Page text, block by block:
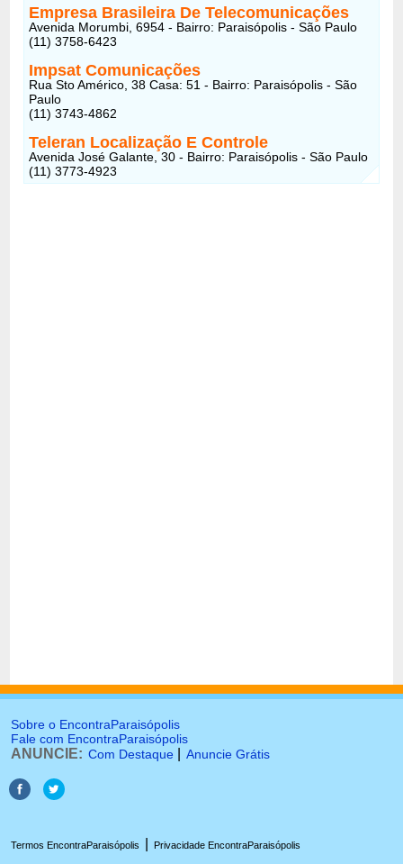
Empresa Brasileira De Telecomunicações
Avenida Morumbi, 6954 - Bairro: Paraisópolis - São Paulo
(11) 3758-6423
Impsat Comunicações
Rua Sto Américo, 38 Casa: 51 - Bairro: Paraisópolis - São
Paulo
(11) 3743-4862
Teleran Localização E Controle
Avenida José Galante, 30 - Bairro: Paraisópolis - São Paulo
(11) 3773-4923
Sobre o EncontraParaisópolis
Fale com EncontraParaisópolis
ANUNCIE: Com Destaque Anuncie Grátis
Termos EncontraParaisópolis Privacidade EncontraParaisópolis